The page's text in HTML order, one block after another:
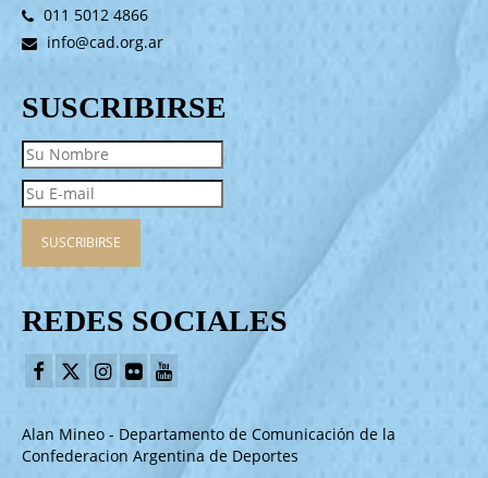
011 5012 4866
info@cad.org.ar
SUSCRIBIRSE
REDES SOCIALES
Alan Mineo - Departamento de Comunicación de la
Confederacion Argentina de Deportes